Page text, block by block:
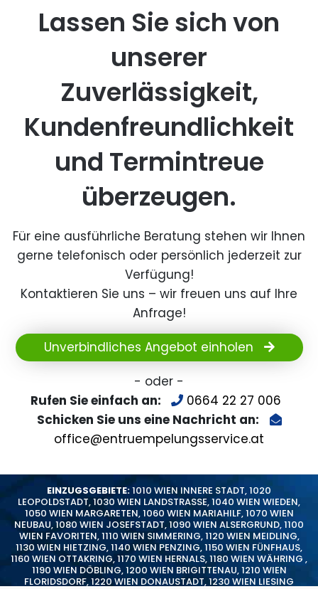
Lassen Sie sich von
unserer
Zuverlässigkeit,
Kundenfreundlichkeit
und Termintreue
überzeugen.
Für eine ausführliche Beratung stehen wir Ihnen
gerne telefonisch oder persönlich jederzeit zur
Verfügung!
Kontaktieren Sie uns – wir freuen uns auf Ihre
Anfrage!
Unverbindliches Angebot einholen
- oder -
Rufen Sie einfach an:
0664 22 27 006
Schicken Sie uns eine Nachricht an:
office@entruempelungsservice.at
EINZUGSGEBIETE:1010 WIEN INNERE STADT,1020
LEOPOLDSTADT,1030 WIEN LANDSTRASSE,1040 WIEN WIEDEN,
1050 WIEN MARGARETEN,1060 WIEN MARIAHILF,1070 WIEN
NEUBAU,1080 WIEN JOSEFSTADT,1090 WIEN ALSERGRUND,1100
WIEN FAVORITEN,1110 WIEN SIMMERING,1120 WIEN MEIDLING,
1130 WIEN HIETZING,1140 WIEN PENZING,1150 WIEN FÜNFHAUS,
1160 WIEN OTTAKRING,1170 WIEN HERNALS,1180 WIEN WÄHRING ,
1190 WIEN DÖBLING,1200 WIEN BRIGITTENAU,1210 WIEN
FLORIDSDORF,1220 WIEN DONAUSTADT,1230 WIEN LIESING